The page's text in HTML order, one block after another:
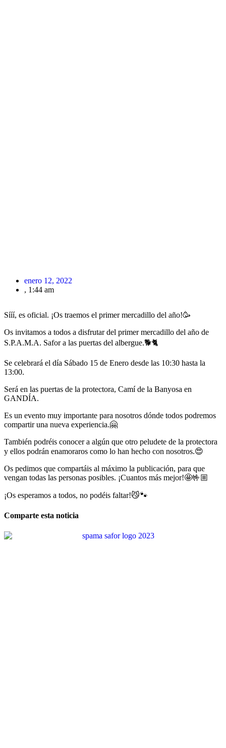
enero 12, 2022
, 1:44 am
Sííí, es oficial. ¡Os traemos el primer mercadillo del año!🥳
Os invitamos a todos a disfrutar del primer mercadillo del año de
S.P.A.M.A. Safor a las puertas del albergue.🐕🐈
Se celebrará el día Sábado 15 de Enero desde las 10:30 hasta la
13:00.
Será en las puertas de la protectora, Camí de la Banyosa en
GANDÍA.
Es un evento muy importante para nosotros dónde todos podremos
compartir una nueva experiencia.🤗
También podréis conocer a algún que otro peludete de la protectora
y ellos podrán enamoraros como lo han hecho con nosotros.😍
Os pedimos que compartáis al máximo la publicación, para que
vengan todas las personas posibles. ¡Cuantos más mejor!🤩🤟🏼
¡Os esperamos a todos, no podéis faltar!😼🐾
Comparte esta noticia